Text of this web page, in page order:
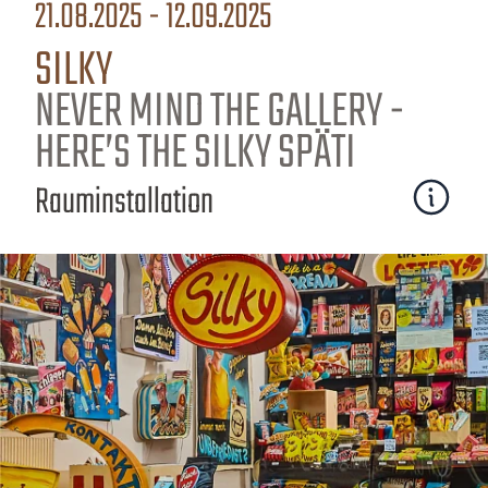
Home
Impressum
21.08.2025 - 12.09.2025
SILKY
NEVER MIND THE GALLERY -
HERE’S THE SILKY SPÄTI
Rauminstallation